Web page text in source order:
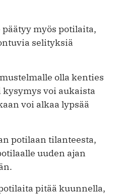
myös potilaita,
selityksiä
olla kenties
voi aukaista
voi alkaa lypsää
potilaan tilanteesta,
uuden ajan
pitää kuunnella,